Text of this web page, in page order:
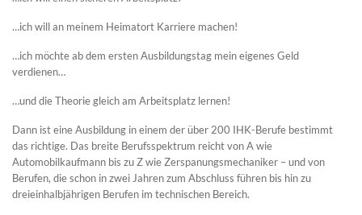
…ich will an meinem Heimatort Karriere machen!
…ich möchte ab dem ersten Ausbildungstag mein eigenes Geld
verdienen…
…und die Theorie gleich am Arbeitsplatz lernen!
Dann ist eine Ausbildung in einem der über 200 IHK-Berufe bestimmt
das richtige. Das breite Berufsspektrum reicht von A wie
Automobilkaufmann bis zu Z wie Zerspanungsmechaniker – und von
Berufen, die schon in zwei Jahren zum Abschluss führen bis hin zu
dreieinhalbjährigen Berufen im technischen Bereich.